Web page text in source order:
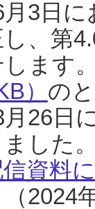
3日
し、第
ます
） の
26日
ました
資料
2024